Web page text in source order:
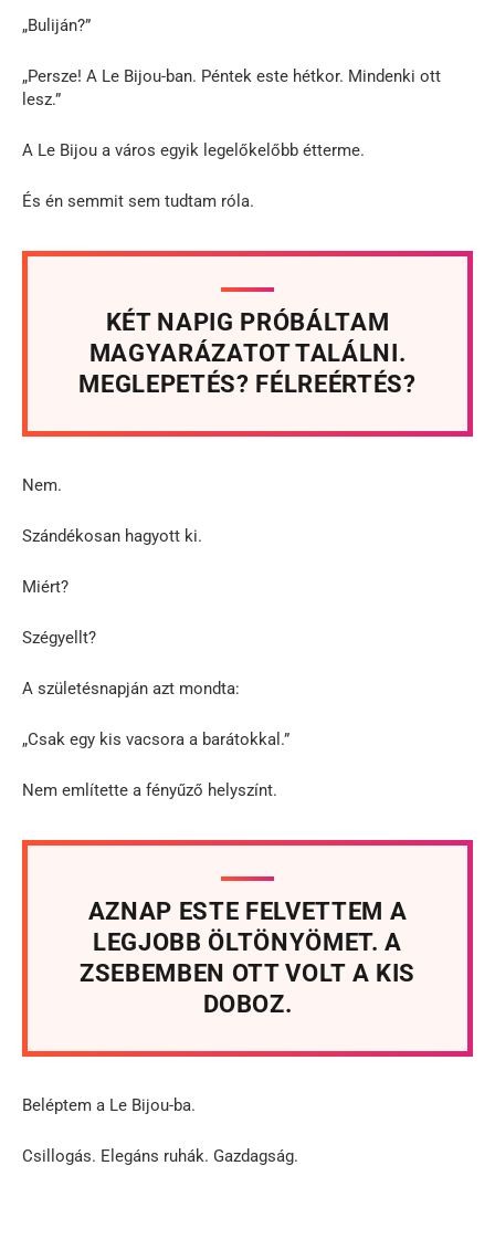
„Buliján?”
„Persze! A Le Bijou-ban. Péntek este hétkor. Mindenki ott
lesz.”
A Le Bijou a város egyik legelőkelőbb étterme.
És én semmit sem tudtam róla.
KÉT NAPIG PRÓBÁLTAM
MAGYARÁZATOT TALÁLNI.
MEGLEPETÉS? FÉLREÉRTÉS?
Nem.
Szándékosan hagyott ki.
Miért?
Szégyellt?
A születésnapján azt mondta:
„Csak egy kis vacsora a barátokkal.”
Nem említette a fényűző helyszínt.
AZNAP ESTE FELVETTEM A
LEGJOBB ÖLTÖNYÖMET. A
ZSEBEMBEN OTT VOLT A KIS
DOBOZ.
Beléptem a Le Bijou-ba.
Csillogás. Elegáns ruhák. Gazdagság.